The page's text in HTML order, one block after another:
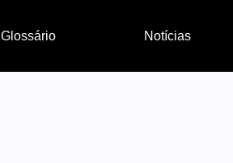
Glossário Notícias